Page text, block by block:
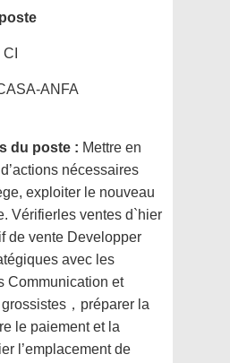
CI
ANFA
du poste : Mettre en
nécessaires
exploiter le nouveau
Vérifierles ventes d`hier
de vente Developper
avec les
Communication et
，préparer la
le paiement et la
l’emplacement de